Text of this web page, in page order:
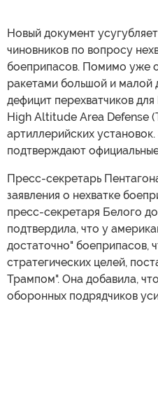
Новый документ
чиновников по вопросу
боеприпасов. Помимо уже
ракетами большой и малой
дефицит перехватчиков
High Altitude Area Defense
артиллерийских
подтверждают
Пресс-секретарь
заявления о нехватке
пресс-секретаря Белого
подтвердила, что у
достаточно" боеприпасов,
стратегических целей,
Трампом". Она добавила,
оборонных подрядчиков